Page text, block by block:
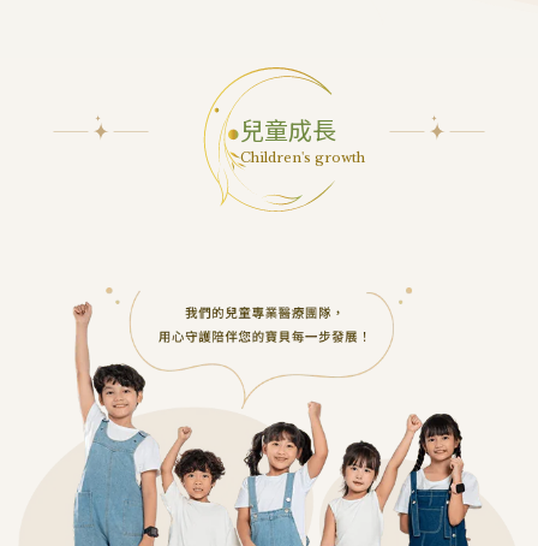
兒童成長
Children's growth